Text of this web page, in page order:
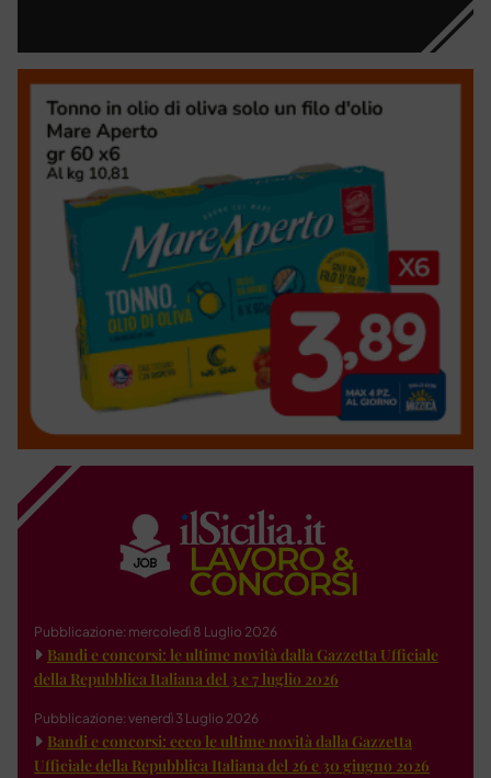
Pubblicazione: mercoledì 8 Luglio 2026
Bandi e concorsi: le ultime novità dalla Gazzetta Ufficiale
della Repubblica Italiana del 3 e 7 luglio 2026
Pubblicazione: venerdì 3 Luglio 2026
Bandi e concorsi: ecco le ultime novità dalla Gazzetta
Ufficiale della Repubblica Italiana del 26 e 30 giugno 2026